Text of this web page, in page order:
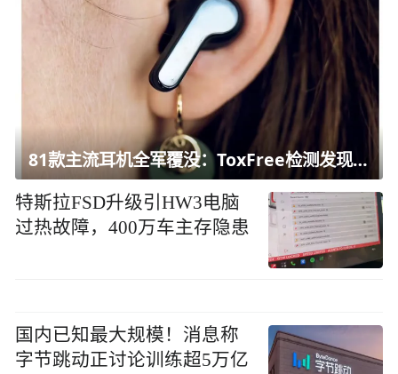
81款主流耳机全军覆没：ToxFree检测发现均含对人体有害化学物质
特斯拉FSD升级引HW3电脑
过热故障，400万车主存隐患
国内已知最大规模！消息称
字节跳动正讨论训练超5万亿